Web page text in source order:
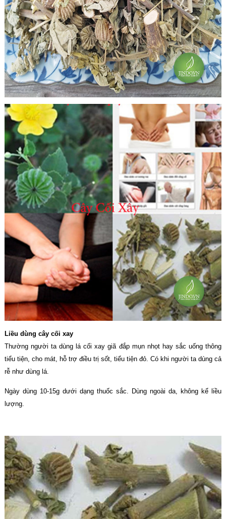
Liều dùng cây cối xay
Thường người ta dùng lá cối xay giã đắp mụn nhọt hay sắc uống thông
tiểu tiện, cho mát, hỗ trợ điều trị sốt, tiểu tiện đỏ. Có khi người ta dùng cả
rễ như dùng lá.
Ngày dùng 10-15g dưới dạng thuốc sắc. Dùng ngoài da, không kể liều
lượng.